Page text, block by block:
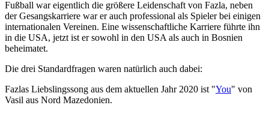
Fußball war eigentlich die größere Leidenschaft von Fazla, neben
der Gesangskarriere war er auch professional als Spieler bei einigen
internationalen Vereinen. Eine wissenschaftliche Karriere führte ihn
in die USA, jetzt ist er sowohl in den USA als auch in Bosnien
beheimatet.
Die drei Standardfragen waren natürlich auch dabei:
Fazlas Liebslingssong aus dem aktuellen Jahr 2020 ist "You" von
Vasil aus Nord Mazedonien.